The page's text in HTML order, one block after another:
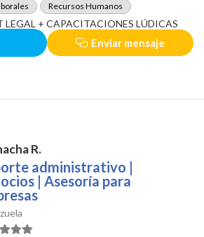
Recursos Humanos
LEGAL + CAPACITACIONES LÚDICAS
Enviar mensaje
R.
administrativo |
| Asesoría para